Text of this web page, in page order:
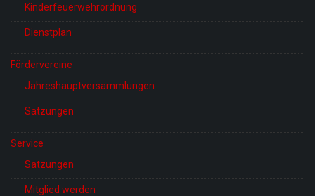
Kinderfeuerwehrordnung
Dienstplan
Fördervereine
Jahreshauptversammlungen
Satzungen
Service
Satzungen
Mitglied werden